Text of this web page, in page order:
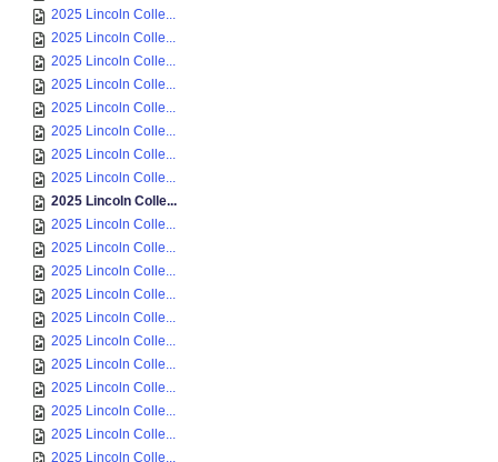
2025 Lincoln Colle...
2025 Lincoln Colle...
2025 Lincoln Colle...
2025 Lincoln Colle...
2025 Lincoln Colle...
2025 Lincoln Colle...
2025 Lincoln Colle...
2025 Lincoln Colle...
2025 Lincoln Colle...
2025 Lincoln Colle...
2025 Lincoln Colle...
2025 Lincoln Colle...
2025 Lincoln Colle...
2025 Lincoln Colle...
2025 Lincoln Colle...
2025 Lincoln Colle...
2025 Lincoln Colle...
2025 Lincoln Colle...
2025 Lincoln Colle...
2025 Lincoln Colle...